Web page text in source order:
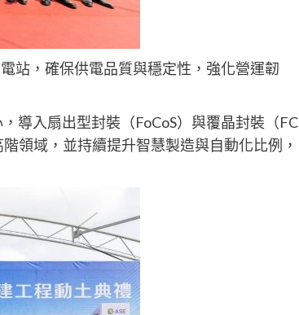
站，確保供電品質與穩定性，強化營運韌
導入扇出型封裝（FoCoS）與覆晶封裝（FC
領域，並持續提升智慧製造與自動化比例，